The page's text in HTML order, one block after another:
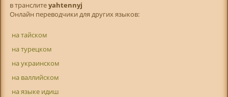
в транслитeyahtennyj
Онлайн переводчики для других языков:
на тайском
на турецком
на украинском
на валлийском
на языке идиш